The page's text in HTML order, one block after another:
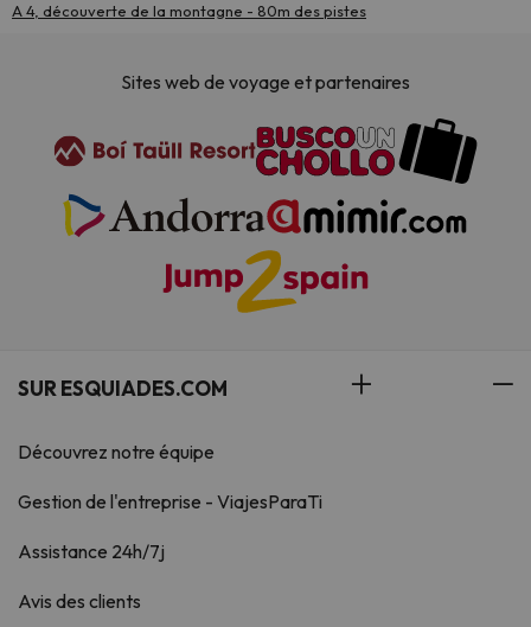
A 4, découverte de la montagne - 80m des pistes
Sites web de voyage et partenaires
SUR ESQUIADES.COM
Découvrez notre équipe
Gestion de l'entreprise - ViajesParaTi
Assistance 24h/7j
Avis des clients